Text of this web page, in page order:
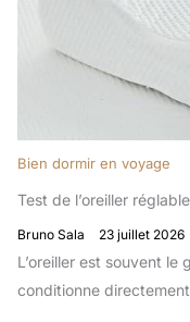
Bien dormir en voyage
Test de l’oreiller
Bruno Sala 23 juillet 2026
L’oreiller est souvent
conditionne